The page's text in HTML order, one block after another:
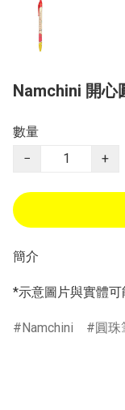
Namchini 開心
數量
−
+
簡介
*示意圖片與實體
Namchini 圓珠